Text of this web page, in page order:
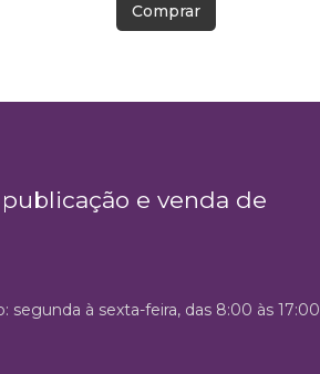
Comprar
e venda de
segunda à sexta-feira, das 8:00 às 17:00